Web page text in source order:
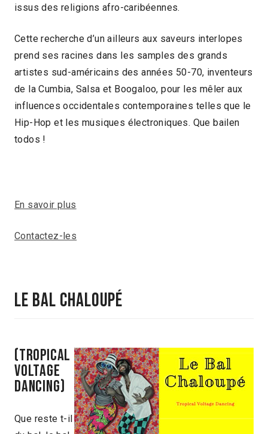
issus des religions afro-caribéennes.
Cette recherche d’un ailleurs aux saveurs interlopes
prend ses racines dans les samples des grands
artistes sud-américains des années 50-70, inventeurs
de la Cumbia, Salsa et Boogaloo, pour les mêler aux
influences occidentales contemporaines telles que le
Hip-Hop et les musiques électroniques. Que bailen
todos !
En savoir plus
Contactez-les
LE BAL CHALOUPÉ
(Tropical
voltage
dancing)
Que reste t-il